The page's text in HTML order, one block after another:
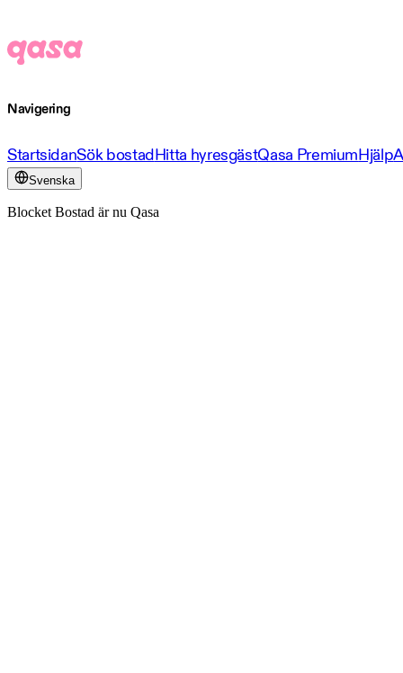
Navigering
StartsidanSök bostadHitta hyresgästQasa PremiumHjälp
Svenska
Blocket Bostad är nu Qasa